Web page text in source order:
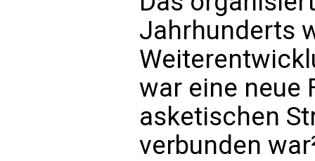
Jahrhunderts
war eine neue
asketischen
verbunden